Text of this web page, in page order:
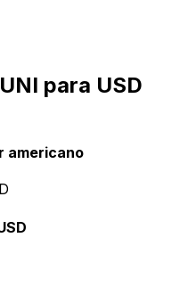
para USD
americano